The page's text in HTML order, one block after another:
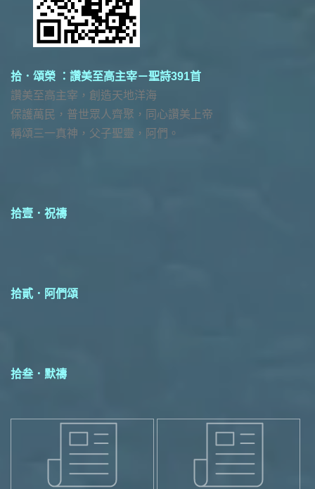
拾．頌榮 ：讚美至高主宰－聖詩391首
讚美至高主宰，創造天地洋海
保護萬民，普世眾人齊聚，同心讚美上帝
稱頌三一真神，父子聖靈，阿們。
拾壹．祝禱
拾貳．阿們頌
拾叁．默禱